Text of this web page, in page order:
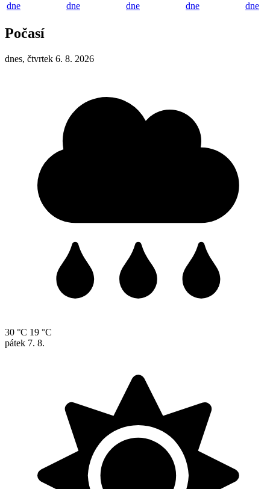
dne
dne
dne
dne
dne
Počasí
dnes, čtvrtek 6. 8. 2026
30 °C 19 °C
pátek 7. 8.